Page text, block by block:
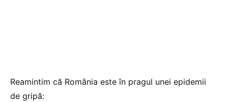
Reamintim că România este în pragul unei epidemii
de gripă: